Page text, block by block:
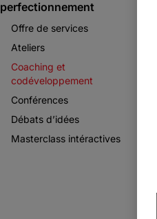
perfectionnement
Offre de services
Ateliers
Coaching et
codéveloppement
Conférences
Débats d’idées
Masterclass intéractives